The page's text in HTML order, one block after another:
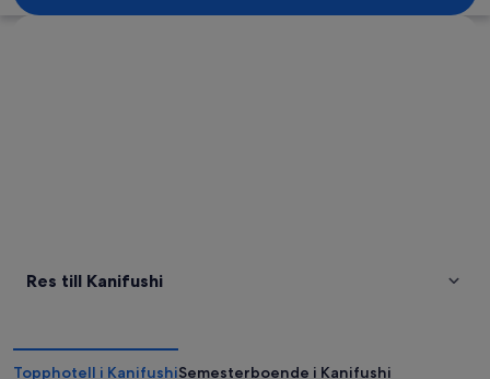
Res till Kanifushi
Topphotell i KanifushiSemesterboende i Kanifushi